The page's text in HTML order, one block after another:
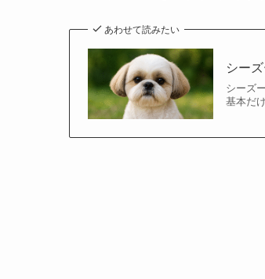
あわせて読みたい
シー
シーズ
基本だ